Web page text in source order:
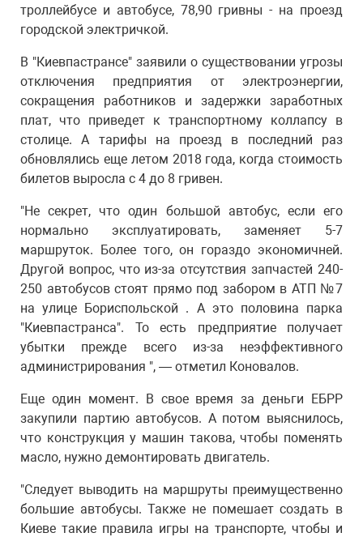
троллейбусе и автобусе, 78,90 гривны - на проезд
городской электричкой.
В "Киевпастрансе" заявили о существовании угрозы
отключения предприятия от электроэнергии,
сокращения работников и задержки заработных
плат, что приведет к транспортному коллапсу в
столице. А тарифы на проезд в последний раз
обновлялись еще летом 2018 года, когда стоимость
билетов выросла с 4 до 8 гривен.
"Не секрет, что один большой автобус, если его
нормально эксплуатировать, заменяет 5-7
маршруток. Более того, он гораздо экономичней.
Другой вопрос, что из-за отсутствия запчастей 240-
250 автобусов стоят прямо под забором в АТП №7
на улице Бориспольской . А это половина парка
"Киевпастранса". То есть предприятие получает
убытки прежде всего из-за неэффективного
администрирования ", — отметил Коновалов.
Еще один момент. В свое время за деньги ЕБРР
закупили партию автобусов. А потом выяснилось,
что конструкция у машин такова, чтобы поменять
масло, нужно демонтировать двигатель.
"Следует выводить на маршруты преимущественно
большие автобусы. Также не помешает создать в
Киеве такие правила игры на транспорте, чтобы и